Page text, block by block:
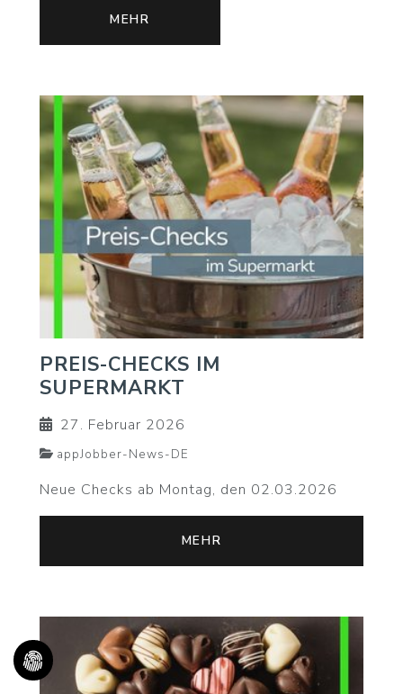
MEHR
PREIS-CHECKS IM
SUPERMARKT
27. Februar 2026
appJobber-News-DE
Neue Checks ab Montag, den 02.03.2026
MEHR